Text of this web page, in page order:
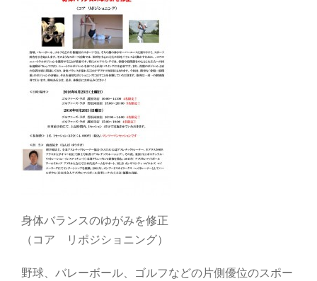
身体バランスのゆがみを修正
（コア リポジショニング）
野球、バレーボール、ゴルフなどの片側優位のスポー